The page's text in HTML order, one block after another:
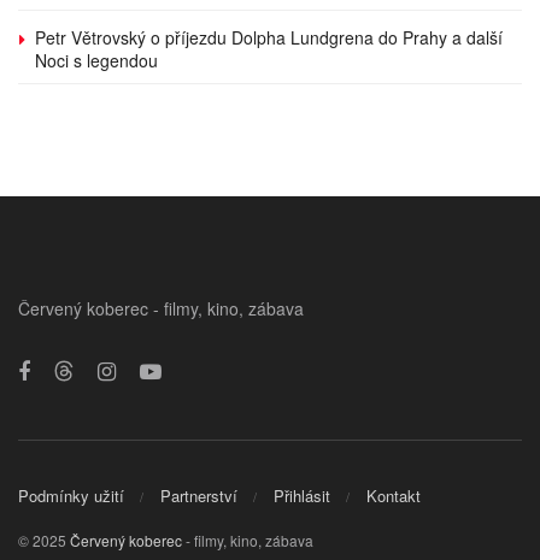
Petr Větrovský o příjezdu Dolpha Lundgrena do Prahy a další
Noci s legendou
Červený koberec - filmy, kino, zábava
Podmínky užití Partnerství Přihlásit Kontakt
© 2025 Červený koberec- filmy, kino, zábava